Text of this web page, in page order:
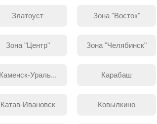
Златоуст Зона "Восток"
Зона "Центр" Зона "Челябинск"
Каменск-Ураль... Карабаш
Катав-Ивановск Ковылкино